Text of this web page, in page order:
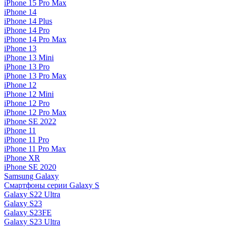
iPhone 15 Pro Max
iPhone 14
iPhone 14 Plus
iPhone 14 Pro
iPhone 14 Pro Max
iPhone 13
iPhone 13 Mini
iPhone 13 Pro
iPhone 13 Pro Max
iPhone 12
iPhone 12 Mini
iPhone 12 Pro
iPhone 12 Pro Max
iPhone SE 2022
iPhone 11
iPhone 11 Pro
iPhone 11 Pro Max
iPhone XR
iPhone SE 2020
Samsung Galaxy
Смартфоны серии Galaxy S
Galaxy S22 Ultra
Galaxy S23
Galaxy S23FE
Galaxy S23 Ultra